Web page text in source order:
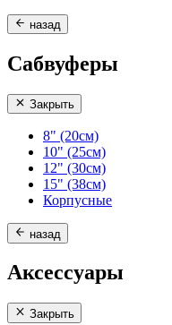
назад
Сабвуферы
Закрыть
8" (20см)
10" (25см)
12" (30см)
15" (38см)
Корпусные
назад
Аксессуары
Закрыть